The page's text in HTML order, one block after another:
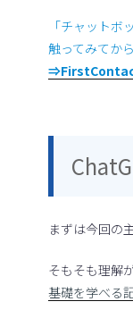
「チャット
触ってみてか
まずは今回の
そもそも理解
基礎を学べる